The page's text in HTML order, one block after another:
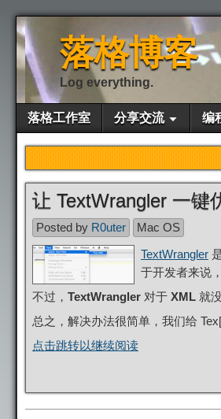
落格博客
Log everything.
落格工作室 分享交流 编
让 TextWrangler 一键
Posted by R0uter
Mac OS
TextWrangler
于开发者来说
不过， TextWrangler 对于 XML 就
总之，解决办法很简单，我们给
点击跳转以继续阅读